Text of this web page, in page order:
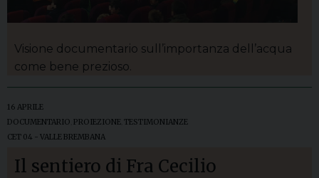
Visione documentario sull’importanza dell’acqua
come bene prezioso.
16 APRILE
DOCUMENTARIO PROIEZIONE TESTIMONIANZE
CET 04 - VALLE BREMBANA
Il sentiero di Fra Cecilio